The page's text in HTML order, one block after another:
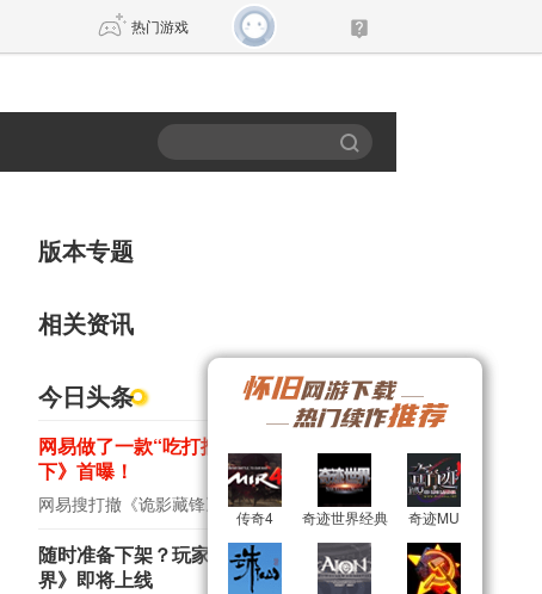
热门游戏
传奇4
版本专题
相关资讯
今日头条
网易做了一款“吃打撤”？新游《雾海之
下》首曝！
网易搜打撤《诡影藏锋》新实机演示 8月新游前瞻：《诡秘之主》领衔
随时准备下架？玩家自制虚幻5《魔兽世
界》即将上线
传奇4 奇迹世界经典 奇迹MU
传奇4 奇迹世界经典 奇迹MU